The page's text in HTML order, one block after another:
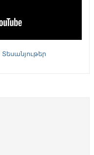
Տեսանյութեր